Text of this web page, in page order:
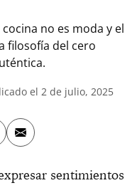
no es moda y el
filosofía del cero
el 2 de julio, 2025
sentimientos